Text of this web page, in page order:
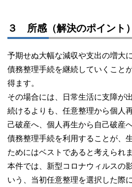
３ 所感（解決のポイント）
予期せぬ大幅な減収や支出の増大
債務整理手続を継続していくこと
得ます。
その場合には、日常生活に支障が
続けるよりも、任意整理から個人
己破産へ、個人再生から自己破産
債務整理手続を利用することが、
ためにはベストであると考えられま
本件では、新型コロナウィルスの
いう、当初任意整理を選択した際